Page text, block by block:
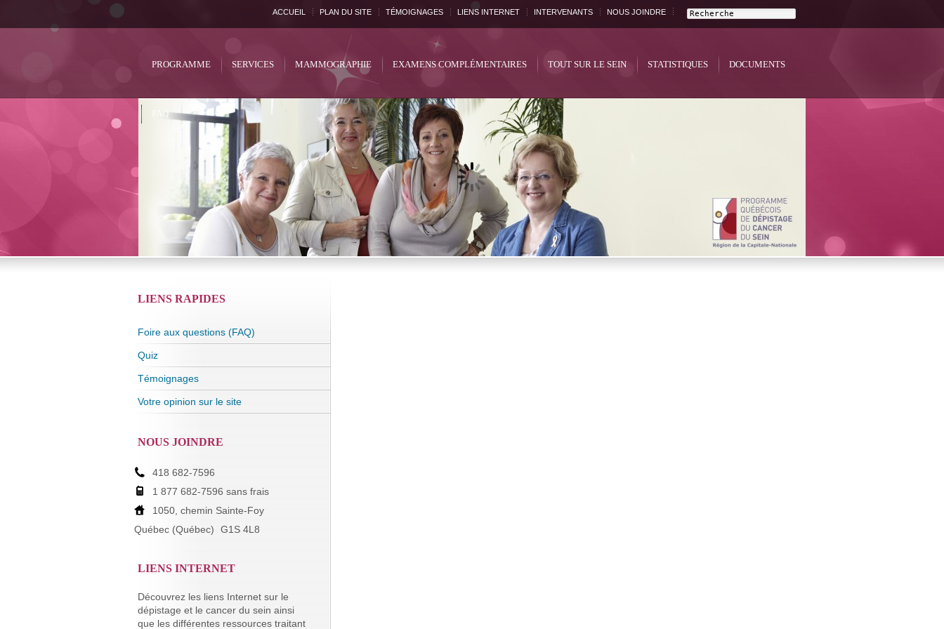
ACCUEIL PLAN DU SITE TÉMOIGNAGES LIENS INTERNET INTERVENANTS NOUS JOINDRE
PROGRAMME SERVICES MAMMOGRAPHIE EXAMENS COMPLÉMENTAIRES TOUT SUR LE SEIN STATISTIQUES DOCUMENTS
FAQ
LIENS RAPIDES
Foire aux questions (FAQ)
Quiz
Témoignages
Votre opinion sur le site
NOUS JOINDRE
418 682-7596
1 877 682-7596 sans frais
1050, chemin Sainte-Foy
Québec (Québec)
G1S 4L8
LIENS INTERNET
Découvrez les liens Internet sur le
dépistage et le cancer du sein ainsi
que les différentes ressources traitant